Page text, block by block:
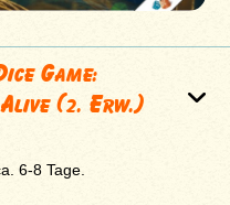
Game:
(2. Erw.)
6-8 Tage.